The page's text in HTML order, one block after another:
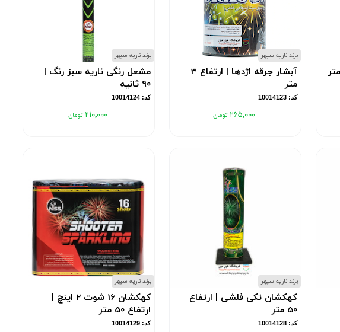
برند ناریه سپهر
آبشار جرقه اژدها | ارتفاع 3
متر
کد: 10014123
۲۶۵٬۰۰۰
برند ناریه سپهر
مشعل رنگی ناریه سبز رنگ |
90 ثانیه
کد: 10014124
۲۱۰٬۰۰۰
برند ناریه سپهر
کهکشان تکی فلشی | ارتفاع
50 متر
کد: 10014128
برند ناریه سپهر
کهکشان 16 شوت 2 اینچ |
ارتفاع 50 متر
کد: 10014129